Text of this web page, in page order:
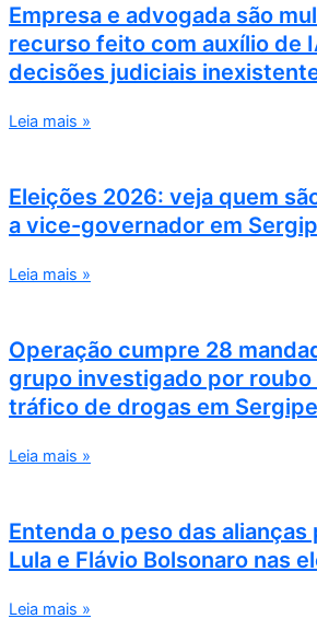
Empresa e advogada são
recurso feito com auxílio de
decisões judiciais
Leia mais »
Eleições 2026: veja quem
a vice-governador em
Leia mais »
Operação cumpre 28
grupo investigado por roubo
tráfico de drogas em Sergipe
Leia mais »
Entenda o peso das
Lula e Flávio Bolsonaro nas
Leia mais »